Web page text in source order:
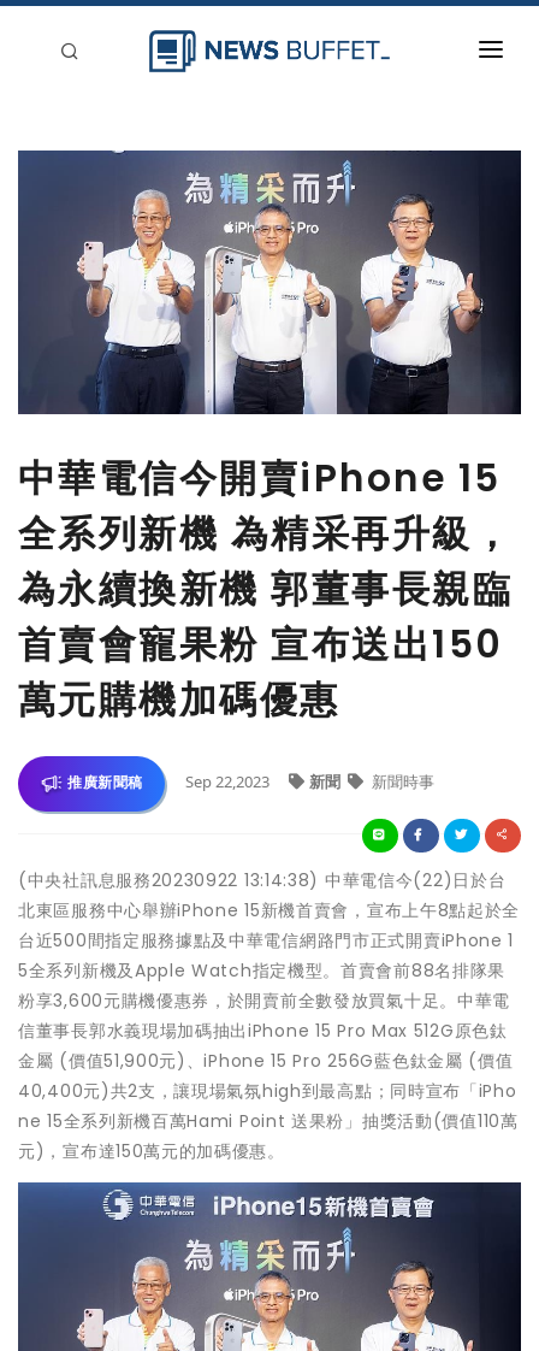
新聞稿分類
刊登
中華電信今開賣iPhone 15
全系列新機 為精采再升級，
為永續換新機 郭董事長親臨
首賣會寵果粉 宣布送出150
萬元購機加碼優惠
推廣新聞稿 Sep 22,2023 新聞 新聞時事
(中央社訊息服務20230922 13:14:38) 中華電信今(22)日於台
北東區服務中心舉辦iPhone 15新機首賣會，宣布上午8點起於全
台近500間指定服務據點及中華電信網路門市正式開賣iPhone 1
5全系列新機及Apple Watch指定機型。首賣會前88名排隊果
粉享3,600元購機優惠券，於開賣前全數發放買氣十足。中華電
信董事長郭水義現場加碼抽出iPhone 15 Pro Max 512G原色鈦
金屬 (價值51,900元)、iPhone 15 Pro 256G藍色鈦金屬 (價值
40,400元)共2支，讓現場氣氛high到最高點；同時宣布「iPho
ne 15全系列新機百萬Hami Point 送果粉」抽獎活動(價值110萬
元)，宣布達150萬元的加碼優惠。